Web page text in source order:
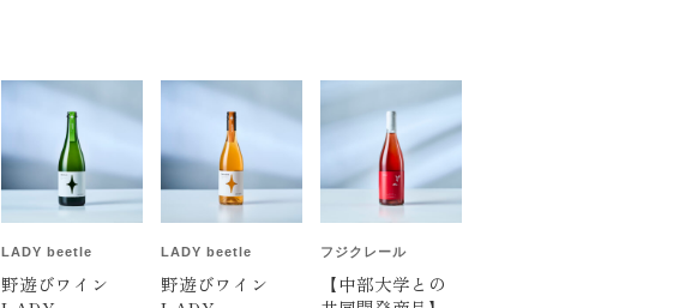
LADY beetle
野遊びワイン
LADY beetle
野遊びワイン
フジクレール
【中部大学との